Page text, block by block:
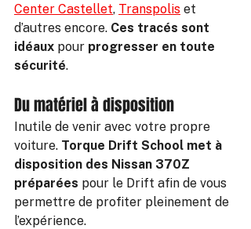
Center Castellet, Transpolis et
d’autres encore. Ces tracés sont
idéaux pour progresser en toute
sécurité.
Du matériel à disposition
Inutile de venir avec votre propre
voiture. Torque Drift School met à
disposition des Nissan 370Z
préparées pour le Drift afin de vous
permettre de profiter pleinement de
l’expérience.